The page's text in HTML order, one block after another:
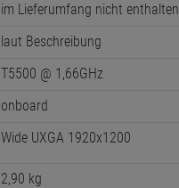
im Lieferumfang nicht enthalten
laut Beschreibung
T5500 @ 1,66GHz
onboard
Wide UXGA 1920x1200
2,90 kg